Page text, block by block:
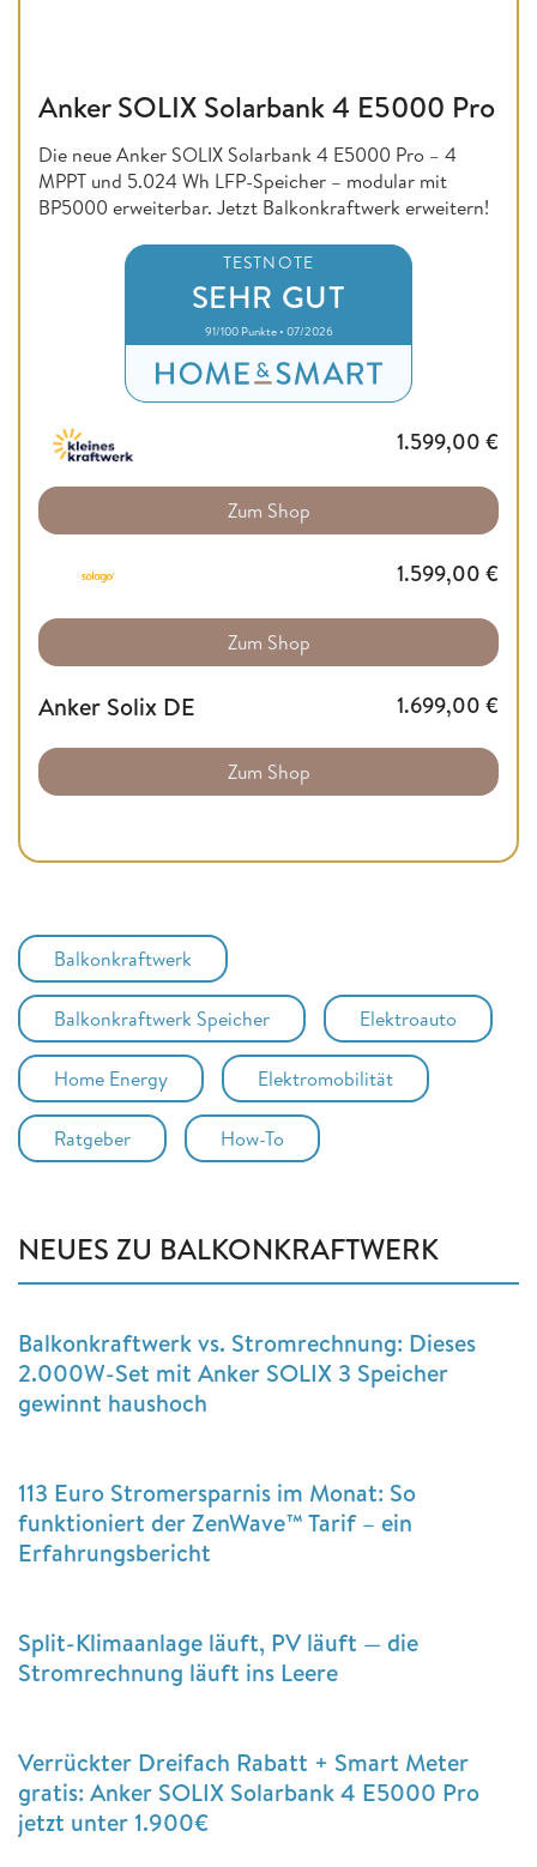
Anker SOLIX Solarbank 4 E5000 Pro
Die neue Anker SOLIX Solarbank 4 E5000 Pro – 4
MPPT und 5.024 Wh LFP-Speicher – modular mit
BP5000 erweiterbar. Jetzt Balkonkraftwerk erweitern!
TESTNOTE
SEHR GUT
91/100 Punkte • 07/2026
1.599,00 €
Zum Shop
1.599,00 €
Zum Shop
Anker Solix DE 1.699,00 €
Zum Shop
Balkonkraftwerk
Balkonkraftwerk Speicher Elektroauto
Home Energy Elektromobilität
Ratgeber How-To
NEUES ZU BALKONKRAFTWERK
Balkonkraftwerk vs. Stromrechnung: Dieses
2.000W-Set mit Anker SOLIX 3 Speicher
gewinnt haushoch
113 Euro Stromersparnis im Monat: So
funktioniert der ZenWave™ Tarif – ein
Erfahrungsbericht
Split-Klimaanlage läuft, PV läuft — die
Stromrechnung läuft ins Leere
Verrückter Dreifach Rabatt + Smart Meter
gratis: Anker SOLIX Solarbank 4 E5000 Pro
jetzt unter 1.900€